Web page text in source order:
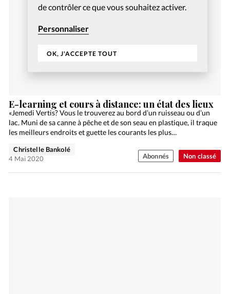
de contrôler ce que vous souhaitez activer.
Personnaliser
OK, J'ACCEPTE TOUT
Non classé
E-learning et cours à distance: un état des lieux
«Jemedi Vertis? Vous le trouverez au bord d’un ruisseau ou d’un
lac. Muni de sa canne à pêche et de son seau en plastique, il traque
les meilleurs endroits et guette les courants les plus…
Christelle Bankolé
4 Mai 2020
Abonnés